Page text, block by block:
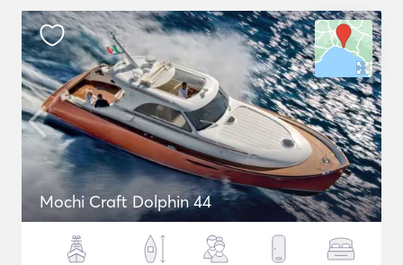
Mochi Craft Dolphin 44